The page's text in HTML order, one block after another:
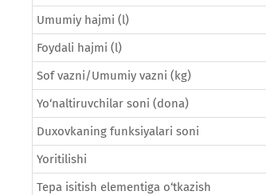
Umumiy hajmi (l)
Foydali hajmi (l)
Sof vazni/Umumiy vazni (kg)
Yo‘naltiruvchilar soni (dona)
Duxovkaning funksiyalari soni
Yoritilishi
Tepa isitish elementiga o‘tkazish